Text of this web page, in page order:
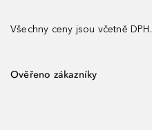
Všechny ceny jsou včetně DPH.
Ověřeno zákazníky